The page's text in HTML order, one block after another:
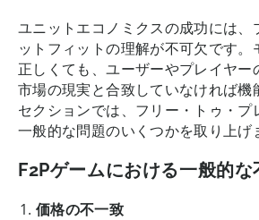
ユニットエコノミクスの成功には、
ットフィットの理解が不可欠です。
正しくても、ユーザーやプレイヤー
市場の現実と合致していなければ機
セクションでは、フリー・トゥ・プ
一般的な問題のいくつかを取り上げ
F2Pゲームにおける一般的な
価格の不一致